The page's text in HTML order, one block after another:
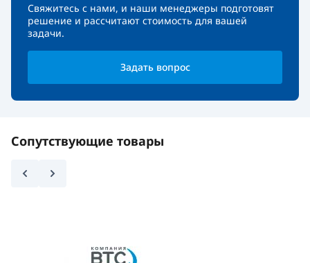
Свяжитесь с нами, и наши менеджеры подготовят
решение и рассчитают стоимость для вашей
задачи.
Задать вопрос
Сопутствующие товары